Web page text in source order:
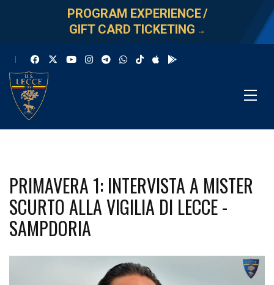
PROGRAM EXPERIENCE/
GIFT CARD TICKETING →
PRIMAVERA 1: INTERVISTA A MISTER
SCURTO ALLA VIGILIA DI LECCE -
SAMPDORIA